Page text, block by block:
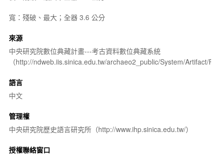
寬：殘破、最大；全器 3.6 公分
來源
中央研究院數位典藏計畫---考古資料數位典藏系統
（http://ndweb.iis.sinica.edu.tw/archaeo2_public/System/Artifact/
語言
中文
管理權
中央研究院歷史語言研究所（http://www.ihp.sinica.edu.tw/）
授權聯絡窗口